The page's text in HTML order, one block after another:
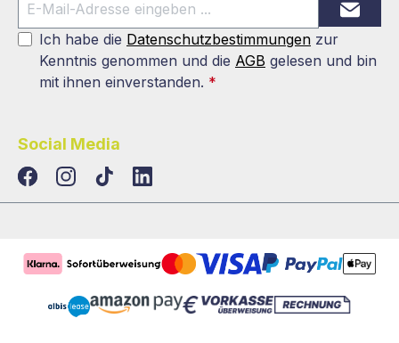
Ich habe die Datenschutzbestimmungen zur
Kenntnis genommen und die AGB gelesen und bin
mit ihnen einverstanden. *
Social Media
TikTokLinkedIn